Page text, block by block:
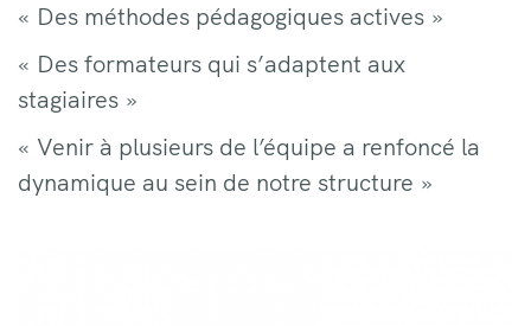
« Des méthodes pédagogiques actives »
« Des formateurs qui s’adaptent aux
stagiaires »
« Venir à plusieurs de l’équipe a renfoncé la
dynamique au sein de notre structure »